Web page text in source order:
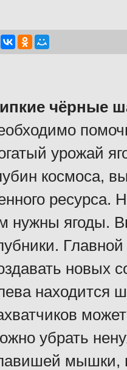
чёрные
урожай
космоса,
ресурса.
нужны ягоды.
новых
находится
убрать
мышки,